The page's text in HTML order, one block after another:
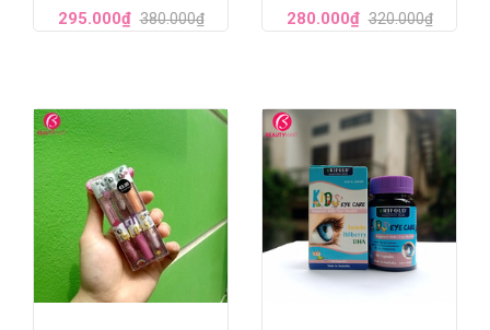
EM 120 VIÊN
295.000₫ 380.000₫
COMPUTER EYES 60 VIÊN
280.000₫ 320.000₫